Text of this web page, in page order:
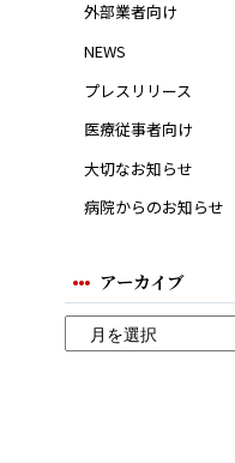
外部業者向け
NEWS
プレスリリース
医療従事者向け
大切なお知らせ
病院からのお知らせ
アーカイブ